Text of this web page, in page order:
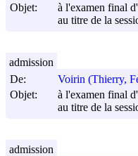
Objet:
à l'examen final
au titre de la
De:
Voirin (Thierry,
Objet:
à l'examen final
au titre de la
admission
admission